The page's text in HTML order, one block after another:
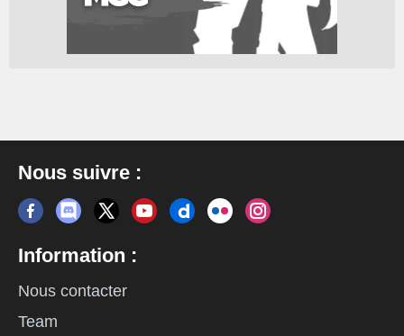
Nous suivre :
Information :
Nous contacter
Team